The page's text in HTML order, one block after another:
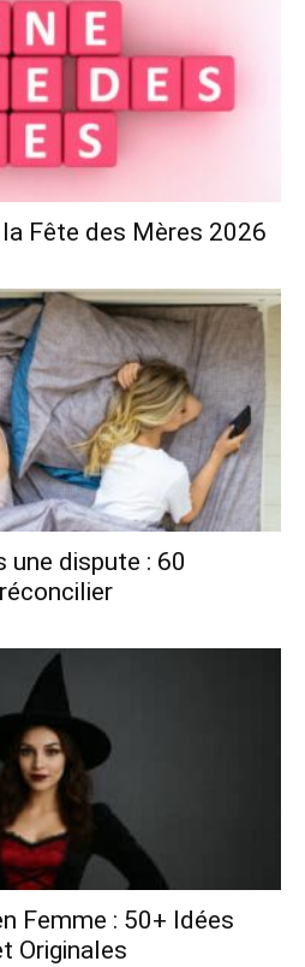
Fête des Mères 2026
une dispute : 60
Femme : 50+ Idées
Originales